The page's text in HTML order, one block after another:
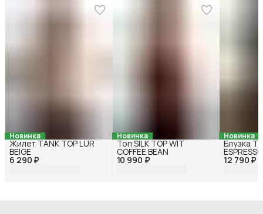
Новинка
6 290 ₽
Жилет TANK TOP LUR
BEIGE
Новинка
10 990 ₽
Топ SILK TOP WIT
COFFEE BEAN
Новинка
12 790 ₽
Блузка
ESPRESSO